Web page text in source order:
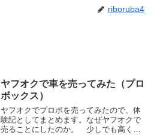
riboruba4
ヤフオクで車を売ってみた（プロ
ボックス）
ヤフオクでプロボを売ってみたので、体
験記としてまとめます。なぜヤフオクで
売ることにしたのか。 少しでも高く売